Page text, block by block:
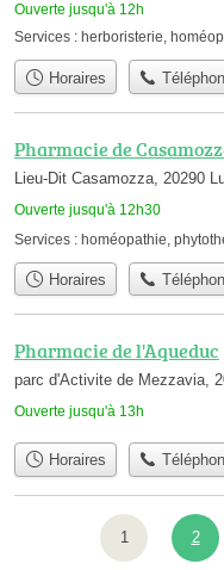
Ouverte jusqu'à 12h
Services : herboristerie,
Horaires
Pharmacie de
Lieu-Dit Casamozza, 20290
Ouverte jusqu'à 12h30
Services : homéopathie
Horaires
Pharmacie de l'Aqueduc
parc d'Activite de Mezzavia,
Ouverte jusqu'à 13h
Horaires
1 2